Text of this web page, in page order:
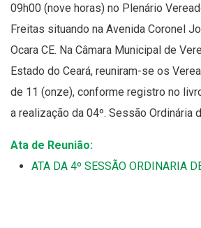
09h00 (nove horas) no Plenário
Freitas situando na Avenida Coronel
Ocara CE. Na Câmara Municipal de
Estado do Ceará, reuniram-se os
de 11 (onze), conforme registro no
a realização da 04º. Sessão Ordinária
Ata de Reunião:
ATA DA 4º SESSÃO ORDINARIA